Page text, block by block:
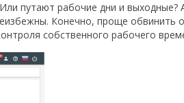
путают рабочие дни и
Конечно, проще обвинить
собственного рабочего